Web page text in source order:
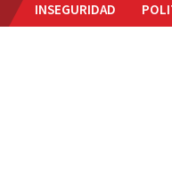
INSEGURIDAD